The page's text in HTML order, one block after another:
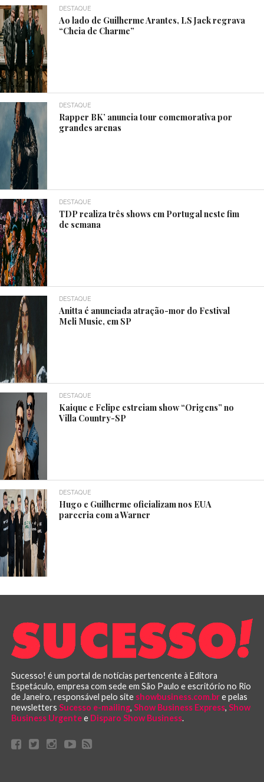
DESTAQUE
Ao lado de Guilherme Arantes, LS Jack regrava
“Cheia de Charme”
DESTAQUE
Rapper BK’ anuncia tour comemorativa por
grandes arenas
DESTAQUE
TDP realiza três shows em Portugal neste fim
de semana
DESTAQUE
Anitta é anunciada atração-mor do Festival
Meli Music, em SP
DESTAQUE
Kaique e Felipe estreiam show “Origens” no
Villa Country-SP
DESTAQUE
Hugo e Guilherme oficializam nos EUA
parceria com a Warner
Sucesso! é um portal de notícias pertencente à Editora
Espetáculo, empresa com sede em São Paulo e escritório no Rio
de Janeiro, responsável pelo site showbusiness.com.bre pelas
newsletters Sucesso e-mailing, Show Business Express, Show
Business Urgentee Disparo Show Business.